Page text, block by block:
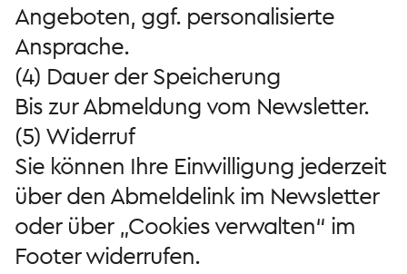
Angeboten, ggf. personalisierte
Ansprache.
(4) Dauer der Speicherung
Bis zur Abmeldung vom Newsletter.
(5) Widerruf
Sie können Ihre Einwilligung jederzeit
über den Abmeldelink im Newsletter
oder über „Cookies verwalten“ im
Footer widerrufen.